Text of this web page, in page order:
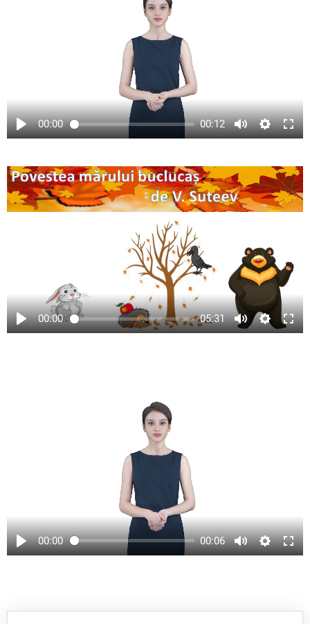
00:00 00:12
00:00 05:31
00:00 00:06